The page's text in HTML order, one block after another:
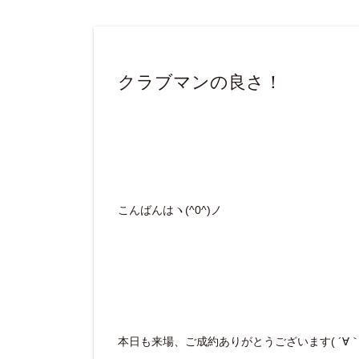
クラブマンの良さ！
こんばんはヽ(^0^)ノ
本日も来場、ご成約ありがとうございます( ´∀